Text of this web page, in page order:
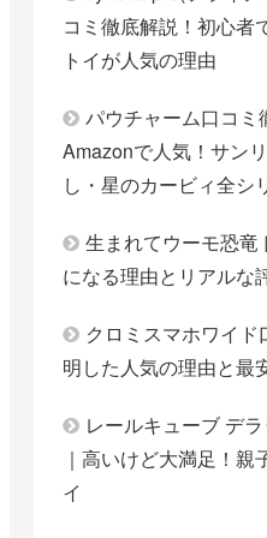
コミ徹底解説！初心者
トイが人気の理由
パウチャーム口コミ
Amazonで人気！サン
し・星のカービィ全シ
生まれてウーモ恐竜
になる理由とリアルな
クロミスマホワイ
明した人気の理由と最
レールキューブ デ
｜高いけど大満足！親
イ